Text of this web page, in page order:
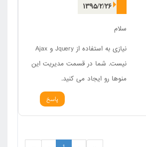
۱۳۹۵/۲/۲۶
سلام
نیازی به استفاده از Jquery و Ajax
نیست. شما در قسمت مدیریت این
منوها رو ایجاد می کنید.
پاسخ